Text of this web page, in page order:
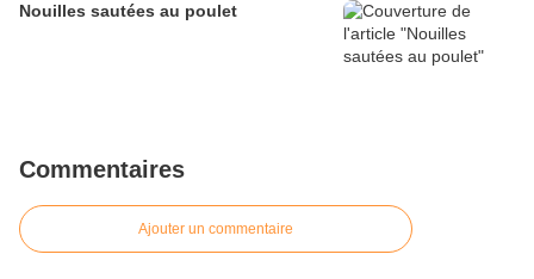
Nouilles sautées au poulet
Commentaires
Ajouter un commentaire